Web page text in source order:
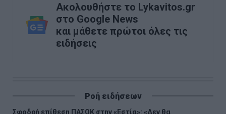
Ακολουθήστε το Lykavitos.gr
στο Google News
και μάθετε πρώτοι όλες τις
ειδήσεις
Ροή ειδήσεων
Σφοδρή επίθεση ΠΑΣΟΚ στην «Εστία»: «Δεν θα